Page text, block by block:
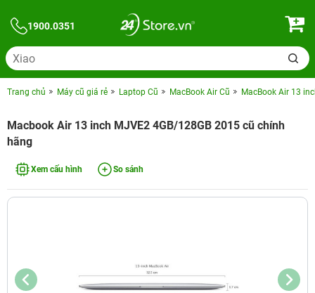
1900.0351
Trang chủ Máy cũ giá rẻ Laptop Cũ MacBook Air Cũ MacBook Air 13
Macbook Air 13 inch MJVE2 4GB/128GB 2015 cũ chính
hãng
Xem cấu hình So sánh